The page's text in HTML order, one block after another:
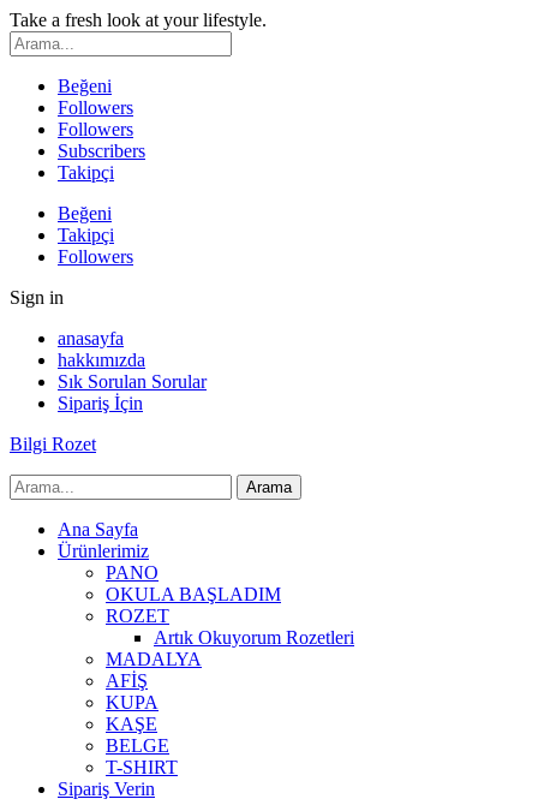
Take a fresh look at your lifestyle.
Beğeni
Followers
Followers
Subscribers
Takipçi
Beğeni
Takipçi
Followers
Sign in
anasayfa
hakkımızda
Sık Sorulan Sorular
Sipariş İçin
Bilgi Rozet
Ana Sayfa
Ürünlerimiz
PANO
OKULA BAŞLADIM
ROZET
Artık Okuyorum Rozetleri
MADALYA
AFİŞ
KUPA
KAŞE
BELGE
T-SHIRT
Sipariş Verin